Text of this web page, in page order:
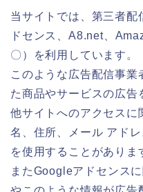
当サイトでは、第三者
ドセンス、A8.net、
〇）を利用しています。
このような広告配信事業
た商品やサービスの広告
他サイトへのアクセス
名、住所、メール アド
を使用することがありま
またGoogleアドセンス